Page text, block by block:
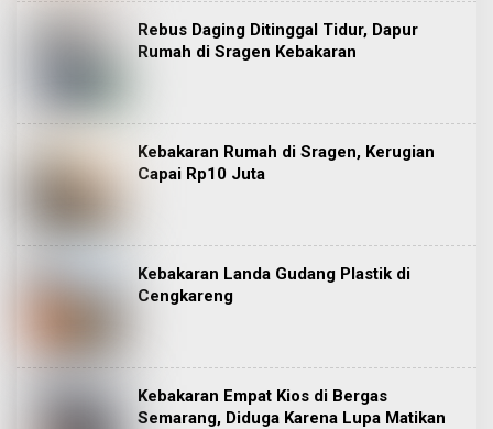
Rebus Daging Ditinggal Tidur, Dapur
Rumah di Sragen Kebakaran
Kebakaran Rumah di Sragen, Kerugian
Capai Rp10 Juta
Kebakaran Landa Gudang Plastik di
Cengkareng
Kebakaran Empat Kios di Bergas
Semarang, Diduga Karena Lupa Matikan